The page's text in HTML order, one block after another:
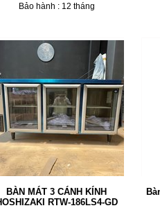
Bảo hành : 12 tháng
BÀN MÁT 3 CÁNH KÍNH
RTW-186LS4-GD